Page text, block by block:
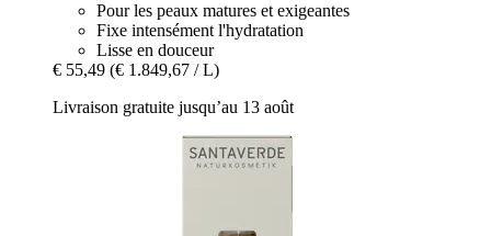
Pour les peaux matures et exigeantes
Fixe intensément l'hydratation
Lisse en douceur
€ 55,49 (€ 1.849,67 / L)
Livraison gratuite jusqu’au 13 août